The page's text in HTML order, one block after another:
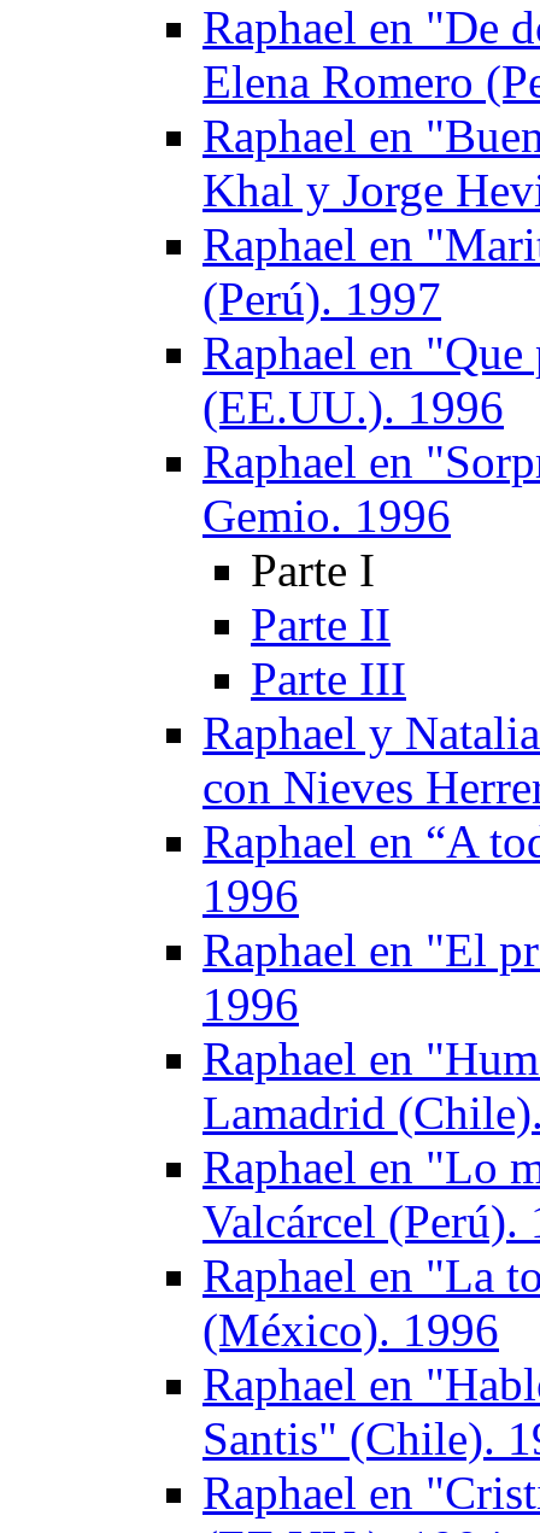
Raphael en "De
Elena Romero
Raphael en
Khal y Jorge
Raphael en
(Perú). 1997
Raphael en
(EE.UU.). 1996
Raphael en
Gemio. 1996
Parte I
Parte II
Parte III
Raphael y
con Nieves
Raphael en “A
1996
Raphael en "El
1996
Raphael en
Lamadrid
Raphael en "Lo
Valcárcel (Perú).
Raphael en "La
(México). 1996
Raphael en
Santis" (Chile).
Raphael en